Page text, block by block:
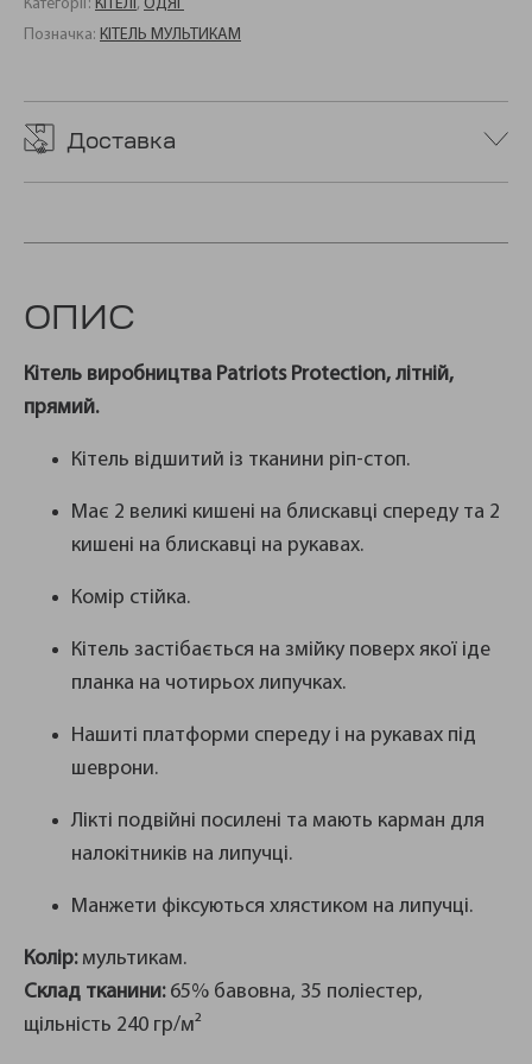
Категорії: КІТЕЛІ, ОДЯГ
Позначка: КІТЕЛЬ МУЛЬТИКАМ
Доставка
ОПИС
Кітель виробництва Patriots Protection, літній,
прямий.
Кітель відшитий із тканини ріп-стоп.
Має 2 великі кишені на блискавці спереду та 2
кишені на блискавці на рукавах.
Комір стійка.
Кітель застібається на змійку поверх якої іде
планка на чотирьох липучках.
Нашиті платформи спереду і на рукавах під
шеврони.
Лікті подвійні посилені та мають карман для
налокітників на липучці.
Манжети фіксуються хлястиком на липучці.
Колір:мультикам.
Склад тканини:65% бавовна, 35 поліестер,
щільність 240 гр/м²